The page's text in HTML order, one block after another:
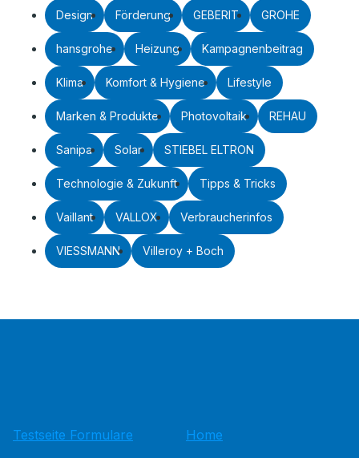
Design Förderung GEBERIT GROHE
hansgrohe Heizung Kampagnenbeitrag
Klima Komfort & Hygiene Lifestyle
Marken & Produkte Photovoltaik REHAU
Sanipa Solar STIEBEL ELTRON
Technologie & Zukunft Tipps & Tricks
Vaillant VALLOX Verbraucherinfos
VIESSMANN Villeroy + Boch
Testseite Formulare
Home